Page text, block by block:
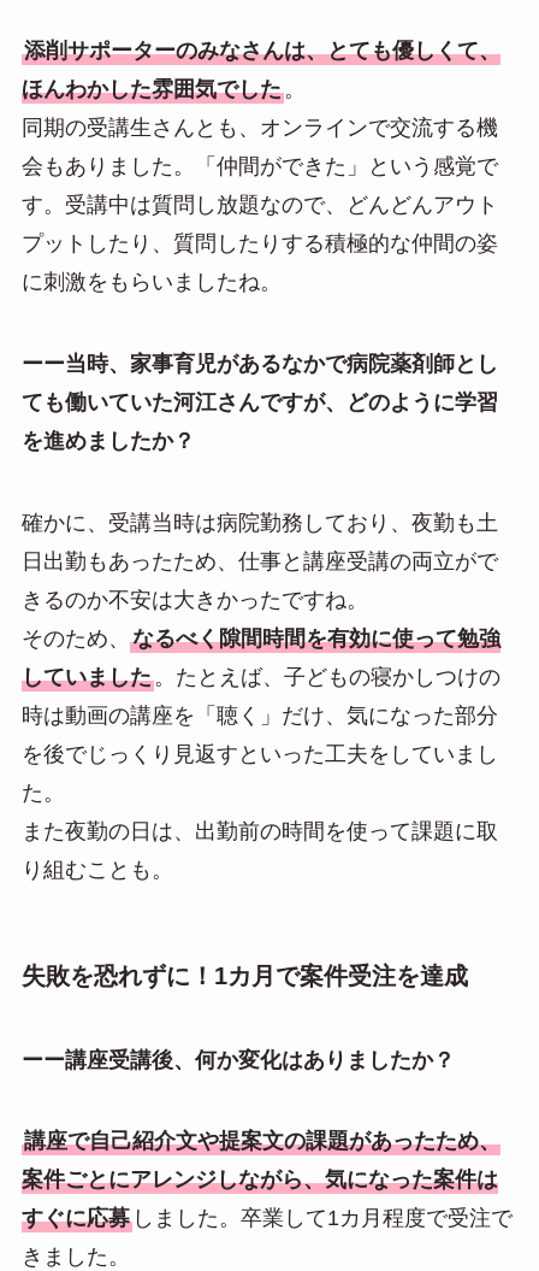
添削サポーターのみなさんは、とても優しくて、
ほんわかした雰囲気でした。
同期の受講生さんとも、オンラインで交流する機
会もありました。「仲間ができた」という感覚で
す。受講中は質問し放題なので、どんどんアウト
プットしたり、質問したりする積極的な仲間の姿
に刺激をもらいましたね。
ーー当時、家事育児があるなかで病院薬剤師とし
ても働いていた河江さんですが、どのように学習
を進めましたか？
確かに、受講当時は病院勤務しており、夜勤も土
日出勤もあったため、仕事と講座受講の両立がで
きるのか不安は大きかったですね。
そのため、 なるべく隙間時間を有効に使って勉強
していました。たとえば、子どもの寝かしつけの
時は動画の講座を「聴く」だけ、気になった部分
を後でじっくり見返すといった工夫をしていまし
た。
また夜勤の日は、出勤前の時間を使って課題に取
り組むことも。
失敗を恐れずに！1カ月で案件受注を達成
ーー講座受講後、何か変化はありましたか？
講座で自己紹介文や提案文の課題があったため、
案件ごとにアレンジしながら、気になった案件は
すぐに応募しました。卒業して1カ月程度で受注で
きました。